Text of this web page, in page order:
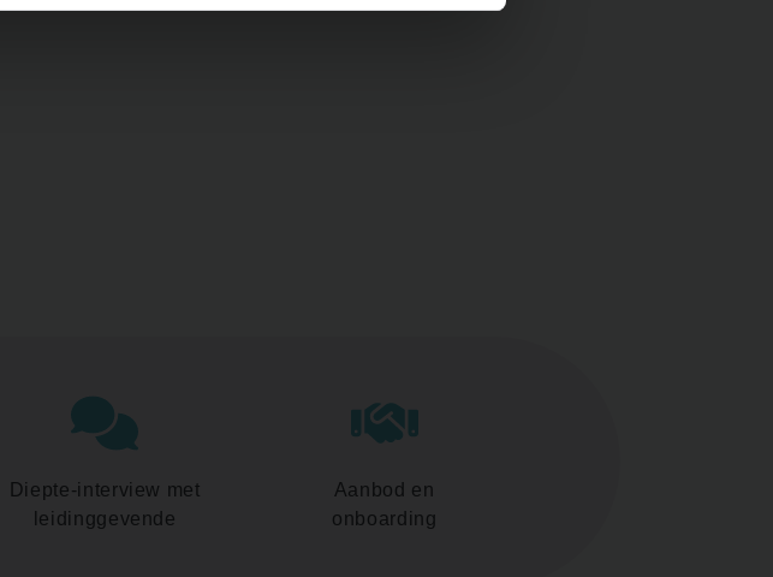
Diepte-interview met
leidinggevende
Aanbod en
onboarding